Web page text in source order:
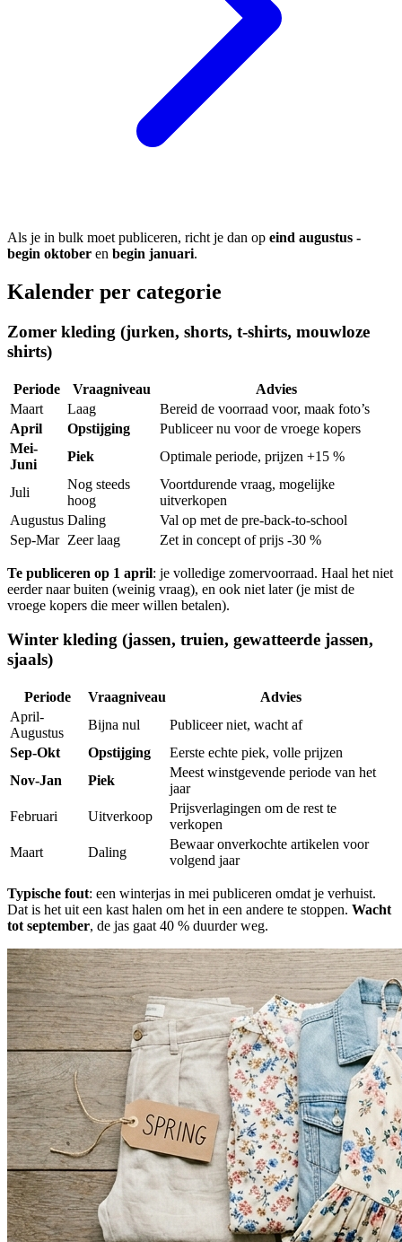
Als je in bulk moet publiceren, richt je dan op eind augustus -
begin oktober en begin januari.
Kalender per categorie
Zomer kleding (jurken, shorts, t-shirts, mouwloze
shirts)
Periode Vraagniveau
Advies
Maart
Laag
Bereid de voorraad voor, maak foto’s
April
Opstijging
Publiceer nu voor de vroege kopers
Mei-
Juni
Piek Optimale periode, prijzen +15 %
Juli
Nog steeds
hoog
Voortdurende vraag, mogelijke
uitverkopen
Augustus Daling
Val op met de pre-back-to-school
Sep-Mar Zeer laag Zet in concept of prijs -30 %
Te publiceren op 1 april: je volledige zomervoorraad. Haal het niet
eerder naar buiten (weinig vraag), en ook niet later (je mist de
vroege kopers die meer willen betalen).
Winter kleding (jassen, truien, gewatteerde jassen,
sjaals)
Periode Vraagniveau
Advies
April-
Augustus
Bijna nul
Publiceer niet, wacht af
Sep-Okt
Opstijging
Eerste echte piek, volle prijzen
Nov-Jan
Piek
Meest winstgevende periode van het
jaar
Februari
Uitverkoop
Prijsverlagingen om de rest te
verkopen
Maart
Daling
Bewaar onverkochte artikelen voor
volgend jaar
Typische fout: een winterjas in mei publiceren omdat je verhuist.
Dat is het uit een kast halen om het in een andere te stoppen. Wacht
tot september, de jas gaat 40 % duurder weg.